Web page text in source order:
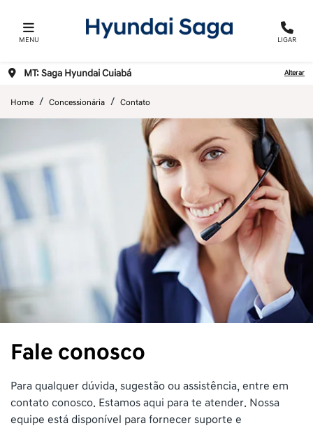
MENU LIGAR
MT: Saga Hyundai Cuiabá Alterar
Home Concessionária Contato
Fale conosco
Para qualquer dúvida, sugestão ou assistência, entre em
contato conosco. Estamos aqui para te atender. Nossa
equipe está disponível para fornecer suporte e